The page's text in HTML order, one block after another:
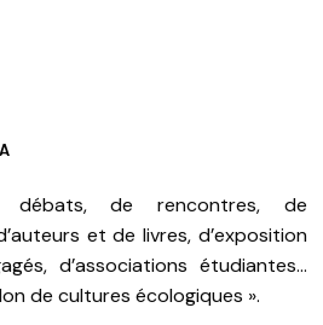
de rencontres, de
et de livres, d’exposition
d’associations étudiantes…
de cultures écologiques ».